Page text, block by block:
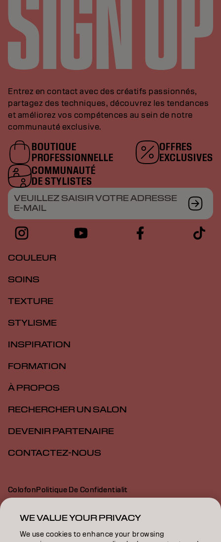
Entrez en contact avec des créatifs passionnés,
partagez des techniques, découvrez les tendances
et améliorez vos compétences au sein de notre
communauté exclusive.
BOUTIQUE
PROFESSIONNELLE
OFFRES
EXCLUSIVES
COMMUNAUTÉ
DE STYLISTES
VEUILLEZ SAISIR VOTRE ADRESSE
E-MAIL
COULEUR
SOINS
TEXTURE
STYLISME
INSPIRATION
FORMATION
À PROPOS
RECHERCHER UN SALON
DEVENIR PARTENAIRE
CONTACTEZ-NOUS
ColofonPolitique De Confidentialit
Politique En Mati Re De Cookies
Déclaration d’accessibilité
WE VALUE YOUR PRIVACY
We use cookies to enhance your browsing